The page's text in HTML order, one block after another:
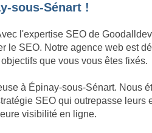
sous-Sénart !
l'expertise SEO de
SEO. Notre agence web est
que vous vous êtes fixés.
à Épinay-sous-Sénart. Nous
SEO qui outrepasse leurs
visibilité en ligne.